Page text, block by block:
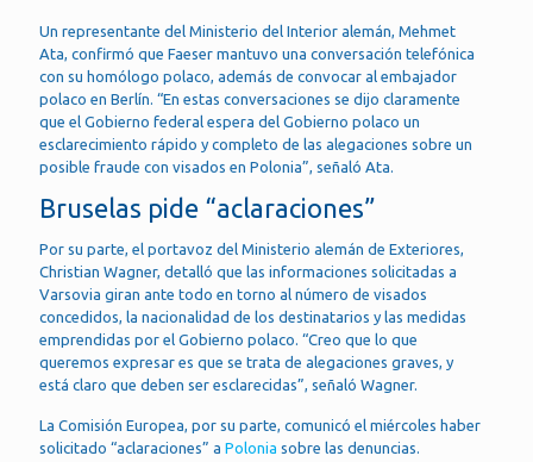
Un representante del Ministerio del Interior alemán, Mehmet
Ata, confirmó que Faeser mantuvo una conversación telefónica
con su homólogo polaco, además de convocar al embajador
polaco en Berlín. “En estas conversaciones se dijo claramente
que el Gobierno federal espera del Gobierno polaco un
esclarecimiento rápido y completo de las alegaciones sobre un
posible fraude con visados en Polonia”, señaló Ata.
Bruselas pide “aclaraciones”
Por su parte, el portavoz del Ministerio alemán de Exteriores,
Christian Wagner, detalló que las informaciones solicitadas a
Varsovia giran ante todo en torno al número de visados
concedidos, la nacionalidad de los destinatarios y las medidas
emprendidas por el Gobierno polaco. “Creo que lo que
queremos expresar es que se trata de alegaciones graves, y
está claro que deben ser esclarecidas”, señaló Wagner.
La Comisión Europea, por su parte, comunicó el miércoles haber
solicitado “aclaraciones” a Polonia sobre las denuncias.